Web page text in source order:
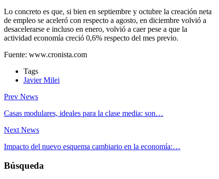
Lo concreto es que, si bien en septiembre y octubre la creación neta
de empleo se aceleró con respecto a agosto, en diciembre volvió a
desacelerarse e incluso en enero, volvió a caer pese a que la
actividad economía creció 0,6% respecto del mes previo.
Fuente: www.cronista.com
Tags
Javier Milei
Prev News
Casas modulares, ideales para la clase media: son…
Next News
Impacto del nuevo esquema cambiario en la economía:…
Búsqueda